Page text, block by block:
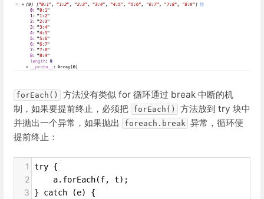
forEach()
方法没有类似 for 循环通过 break 中断的机
制，如果要提前终止，必须把 forEach()
方法放到 try 块中
并抛出一个异常，如果抛出
foreach.break 异常，循环便
提前终止：
1 try {
2
    a.forEach(f, t);
3 } catch (e) {